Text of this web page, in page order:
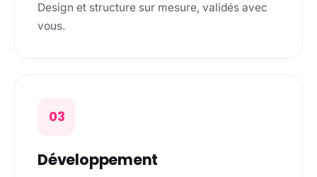
Design et structure sur mesure, validés avec
vous.
03
Développement